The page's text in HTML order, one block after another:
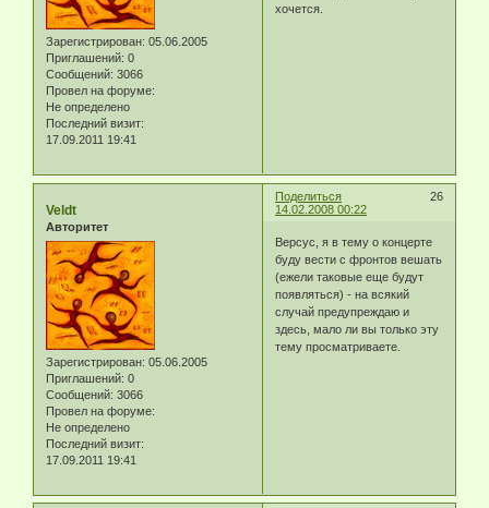
Зарегистрирован: 05.06.2005
Приглашений: 0
Сообщений: 3066
Провел на форуме:
Не определено
Последний визит:
17.09.2011 19:41
хочется.
Поделиться
26
14.02.2008 00:22
Veldt
Авторитет
Зарегистрирован: 05.06.2005
Приглашений: 0
Сообщений: 3066
Провел на форуме:
Не определено
Последний визит:
17.09.2011 19:41
Версус, я в тему о концерте
буду вести с фронтов вешать
(ежели таковые еще будут
появляться) - на всякий
случай предупреждаю и
здесь, мало ли вы только эту
тему просматриваете.